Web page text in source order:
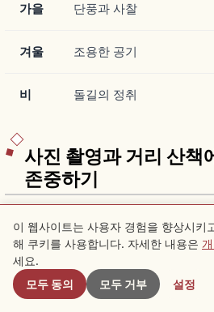
가을 단풍과 사찰
겨울 조용한 공기
비 돌길의 정취
사진 촬영과 거리 산책
존중하기
겹치는 지역이에요.
사진이나 영상을 찍을 때일수록 사
기도, 지역의 생활에 배려하면 여행
이 웹사이트는 사용자 경험을 향상시키
해 쿠키를 사용합니다. 자세한 내용은
세요.
모두 동의
모두 거부 설정